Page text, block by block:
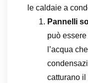
le caldaie a
Pannelli
può
l’acqua
catturano